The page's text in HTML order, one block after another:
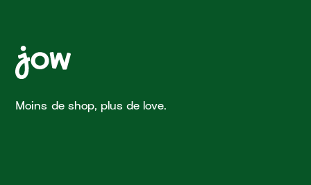
Moins de shop, plus de love.